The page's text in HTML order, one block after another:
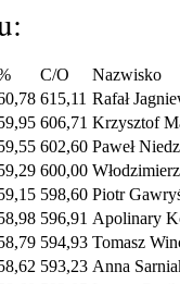
C/O
Nazwisko
615,11 Rafał
606,71 Krzysztof
602,60 Paweł
600,00
598,60 Piotr
596,91 Apolinary
594,93 Tomasz
593,23 Anna